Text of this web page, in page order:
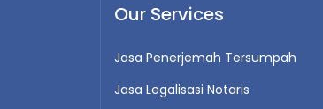
Our Services
Jasa Penerjemah Tersumpah
Jasa Legalisasi Notaris